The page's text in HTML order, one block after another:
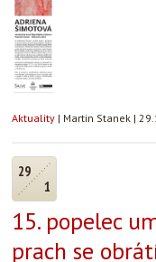
Aktuality | Martin Stanek |
29
1
15. popelec
prach se